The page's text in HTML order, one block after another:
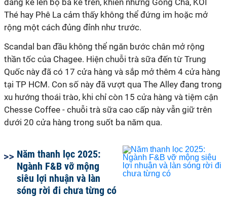
đáng kể lên bộ ba kể trên, khiến những Gong Cha, KOI
Thé hay Phê La cảm thấy không thể đứng im hoặc mở
rộng một cách đủng đỉnh như trước.
Scandal ban đầu không thể ngăn bước chân mở rộng
thần tốc của Chagee. Hiện chuỗi trà sữa đến từ Trung
Quốc này đã có 17 cửa hàng và sắp mở thêm 4 cửa hàng
tại TP HCM. Con số này đã vượt qua The Alley đang trong
xu hướng thoái trào, khi chỉ còn 15 cửa hàng và tiệm cận
Chesse Coffee - chuỗi trà sữa cao cấp này vẫn giữ trên
dưới 20 cửa hàng trong suốt ba năm qua.
Năm thanh lọc 2025:
Ngành F&B vỡ mộng
siêu lợi nhuận và làn
sóng rời đi chưa từng có